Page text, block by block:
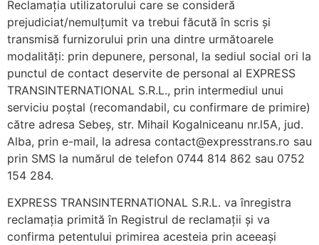
Reclamația utilizatorului care se consideră
prejudiciat/nemulțumit va trebui făcută în scris și
transmisă furnizorului prin una dintre următoarele
modalități: prin depunere, personal, la sediul social ori la
punctul de contact deservite de personal al EXPRESS
TRANSINTERNATIONAL S.R.L., prin intermediul unui
serviciu poștal (recomandabil, cu confirmare de primire)
către adresa Sebeș, str. Mihail Kogalniceanu nr.l5A, jud.
Alba, prin e-mail, la adresa contact@expresstrans.ro sau
prin SMS la numărul de telefon 0744 814 862 sau 0752
154 284.
EXPRESS TRANSINTERNATIONAL S.R.L. va înregistra
reclamația primită în Registrul de reclamații și va
confirma petentului primirea acesteia prin aceeași